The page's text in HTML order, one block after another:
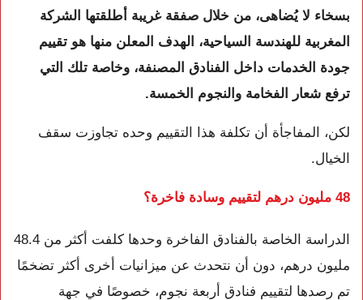
بسخاء لا يُضاهى، من خلال صفقة غريبة أطلقتها الشركة
المغربية للهندسة السياحية، الهدف المعلن منها هو تقييم
جودة الخدمات داخل الفنادق المصنفة، وخاصة تلك التي
ترفع شعار الفخامة والنجوم الخمسة.
لكن، المفاجأة أن تكلفة هذا التقييم وحده تجاوزت سقف
الخيال.
48 مليون درهم لتقييم وسادة فاخرة؟
الدراسة الخاصة بالفنادق الفاخرة وحدها كلفت أكثر من 48.4
مليون درهم، دون أن نتحدث عن ميزانيات أخرى أكثر تضخمًا
تم رصدها لتقييم فنادق أربعة نجوم، خصوصًا في جهة